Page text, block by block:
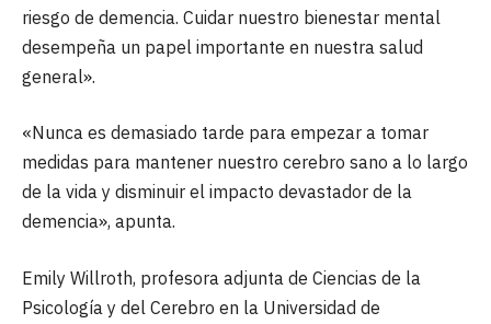
riesgo de demencia. Cuidar nuestro bienestar mental
desempeña un papel importante en nuestra salud
general».
«Nunca es demasiado tarde para empezar a tomar
medidas para mantener nuestro cerebro sano a lo largo
de la vida y disminuir el impacto devastador de la
demencia», apunta.
Emily Willroth, profesora adjunta de Ciencias de la
Psicología y del Cerebro en la Universidad de